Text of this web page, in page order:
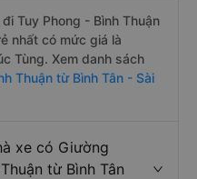
Tuy Phong - Bình Thuận
nhất có mức giá là
Tùng. Xem danh sách
Thuận từ Bình Tân - Sài
xe có Giường
từ Bình Tân